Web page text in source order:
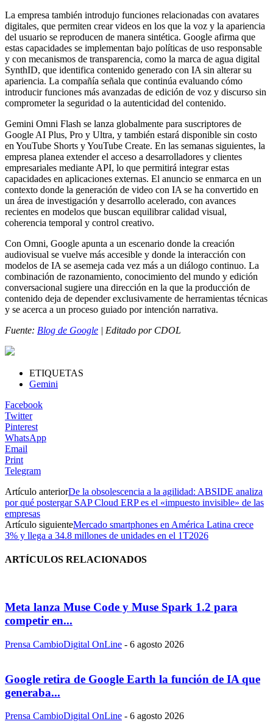
La empresa también introdujo funciones relacionadas con avatares
digitales, que permiten crear videos en los que la voz y la apariencia
del usuario se reproducen de manera sintética. Google afirma que
estas capacidades se implementan bajo políticas de uso responsable
y con mecanismos de transparencia, como la marca de agua digital
SynthID, que identifica contenido generado con IA sin alterar su
apariencia. La compañía señala que continúa evaluando cómo
introducir funciones más avanzadas de edición de voz y discurso sin
comprometer la seguridad o la autenticidad del contenido.
Gemini Omni Flash se lanza globalmente para suscriptores de
Google AI Plus, Pro y Ultra, y también estará disponible sin costo
en YouTube Shorts y YouTube Create. En las semanas siguientes, la
empresa planea extender el acceso a desarrolladores y clientes
empresariales mediante API, lo que permitirá integrar estas
capacidades en aplicaciones externas. El anuncio se enmarca en un
contexto donde la generación de video con IA se ha convertido en
un área de investigación y desarrollo acelerado, con avances
recientes en modelos que buscan equilibrar calidad visual,
coherencia temporal y control creativo.
Con Omni, Google apunta a un escenario donde la creación
audiovisual se vuelve más accesible y donde la interacción con
modelos de IA se asemeja cada vez más a un diálogo continuo. La
combinación de razonamiento, conocimiento del mundo y edición
conversacional sugiere una dirección en la que la producción de
contenido deja de depender exclusivamente de herramientas técnicas
y se acerca a un proceso guiado por intención narrativa.
Fuente: Blog de Google | Editado por CDOL
ETIQUETAS
Gemini
Facebook
Twitter
Pinterest
WhatsApp
Email
Print
Telegram
Artículo anteriorDe la obsolescencia a la agilidad: ABSIDE analiza
por qué postergar SAP Cloud ERP es el «impuesto invisible» de las
empresas
Artículo siguienteMercado smartphones en América Latina crece
3% y llega a 34.8 millones de unidades en el 1T2026
ARTÍCULOS RELACIONADOS
Meta lanza Muse Code y Muse Spark 1.2 para
competir en...
Prensa CambioDigital OnLine - 6 agosto 2026
Google retira de Google Earth la función de IA que
generaba...
Prensa CambioDigital OnLine - 6 agosto 2026